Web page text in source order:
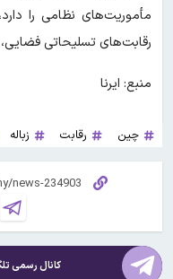
مأموریت‌های نظامی را
رقابت‌های تسلیحاتی
منبع: ایرنا
چین رقابت زباله
کانال رسمی